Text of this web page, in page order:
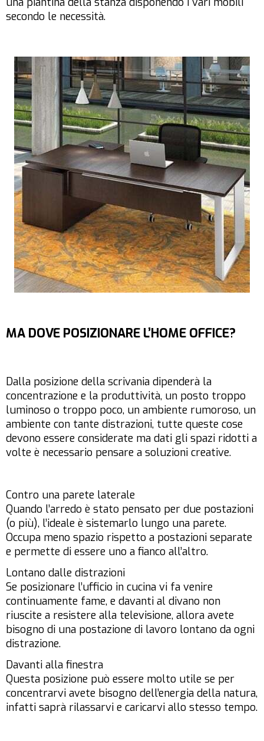
secondo le necessità.
MA DOVE POSIZIONARE L’HOME OFFICE?
Dalla posizione della scrivania dipenderà la
concentrazione e la produttività, un posto troppo
luminoso o troppo poco, un ambiente rumoroso, un
ambiente con tante distrazioni, tutte queste cose
devono essere considerate ma dati gli spazi ridotti a
volte è necessario pensare a soluzioni creative.
Contro una parete laterale
Quando l’arredo è stato pensato per due postazioni
(o più), l’ideale è sistemarlo lungo una parete.
Occupa meno spazio rispetto a postazioni separate
e permette di essere uno a fianco all’altro.
Lontano dalle distrazioni
Se posizionare l’ufficio in cucina vi fa venire
continuamente fame, e davanti al divano non
riuscite a resistere alla televisione, allora avete
bisogno di una postazione di lavoro lontano da ogni
distrazione.
Davanti alla finestra
Questa posizione può essere molto utile se per
concentrarvi avete bisogno dell’energia della natura,
infatti saprà rilassarvi e caricarvi allo stesso tempo.